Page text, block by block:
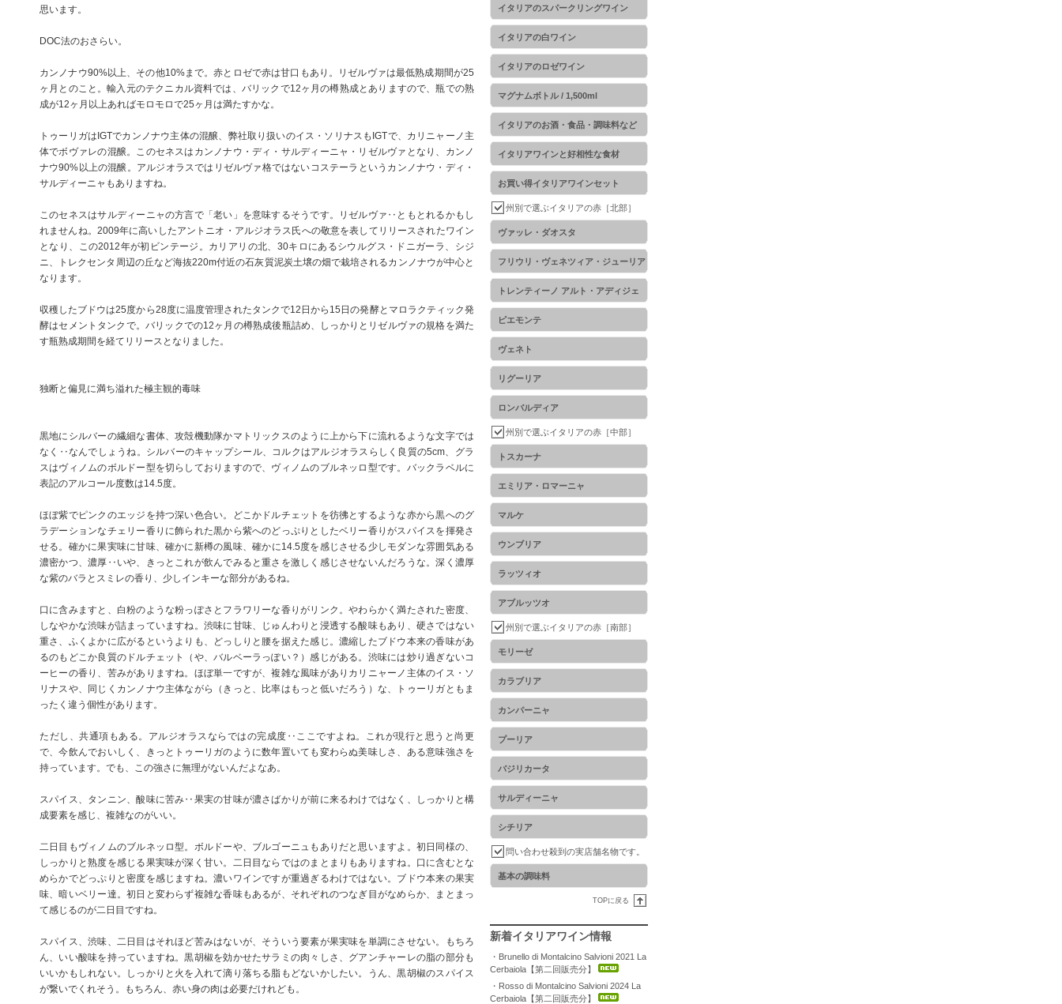
思います。
DOC法のおさらい。
カンノナウ90%以上、その他10%まで。赤とロゼで赤は甘口もあり。リゼルヴァは最低熟成期間が25
ヶ月とのこと。輸入元のテクニカル資料では、バリックで12ヶ月の樽熟成とありますので、瓶での熟
成が12ヶ月以上あればモロモロで25ヶ月は満たすかな。
トゥーリガはIGTでカンノナウ主体の混醸、弊社取り扱いのイス・ソリナスもIGTで、カリニャーノ主
体でボヴァレの混醸。このセネスはカンノナウ・ディ・サルディーニャ・リゼルヴァとなり、カンノ
ナウ90%以上の混醸。アルジオラスではリゼルヴァ格ではないコステーラというカンノナウ・ディ・
サルディーニャもありますね。
このセネスはサルディーニャの方言で「老い」を意味するそうです。リゼルヴァ‥ともとれるかもし
れませんね。2009年に高いしたアントニオ・アルジオラス氏への敬意を表してリリースされたワイン
となり、この2012年が初ビンテージ。カリアリの北、30キロにあるシウルグス・ドニガーラ、シジ
ニ、トレクセンタ周辺の丘など海抜220m付近の石灰質泥炭土壌の畑で栽培されるカンノナウが中心と
なります。
収穫したブドウは25度から28度に温度管理されたタンクで12日から15日の発酵とマロラクティック発
酵はセメントタンクで。バリックでの12ヶ月の樽熟成後瓶詰め、しっかりとリゼルヴァの規格を満た
す瓶熟成期間を経てリリースとなりました。
独断と偏見に満ち溢れた極主観的毒味
黒地にシルバーの繊細な書体、攻殻機動隊かマトリックスのように上から下に流れるような文字では
なく‥なんでしょうね。シルバーのキャップシール、コルクはアルジオラスらしく良質の5cm、グラ
スはヴィノムのボルドー型を切らしておりますので、ヴィノムのブルネッロ型です。バックラベルに
表記のアルコール度数は14.5度。
ほぼ紫でピンクのエッジを持つ深い色合い。どこかドルチェットを彷彿とするような赤から黒へのグ
ラデーションなチェリー香りに飾られた黒から紫へのどっぷりとしたベリー香りがスパイスを揮発さ
せる。確かに果実味に甘味、確かに新樽の風味、確かに14.5度を感じさせる少しモダンな雰囲気ある
濃密かつ、濃厚‥いや、きっとこれが飲んでみると重さを激しく感じさせないんだろうな。深く濃厚
な紫のバラとスミレの香り、少しインキーな部分があるね。
口に含みますと、白粉のような粉っぽさとフラワリーな香りがリンク。やわらかく満たされた密度、
しなやかな渋味が詰まっていますね。渋味に甘味、じゅんわりと浸透する酸味もあり、硬さではない
重さ、ふくよかに広がるというよりも、どっしりと腰を据えた感じ。濃縮したブドウ本来の香味があ
るのもどこか良質のドルチェット（や、バルベーラっぽい？）感じがある。渋味には炒り過ぎないコ
ーヒーの香り、苦みがありますね。ほぼ単一ですが、複雑な風味がありカリニャーノ主体のイス・ソ
リナスや、同じくカンノナウ主体ながら（きっと、比率はもっと低いだろう）な、トゥーリガともま
ったく違う個性があります。
ただし、共通項もある。アルジオラスならではの完成度‥ここですよね。これが現行と思うと尚更
で、今飲んでおいしく、きっとトゥーリガのように数年置いても変わらぬ美味しさ、ある意味強さを
持っています。でも、この強さに無理がないんだよなあ。
スパイス、タンニン、酸味に苦み‥果実の甘味が濃さばかりが前に来るわけではなく、しっかりと構
成要素を感じ、複雑なのがいい。
二日目もヴィノムのブルネッロ型。ボルドーや、ブルゴーニュもありだと思いますよ。初日同様の、
しっかりと熟度を感じる果実味が深く甘い。二日目ならではのまとまりもありますね。口に含むとな
めらかでどっぷりと密度を感じますね。濃いワインですが重過ぎるわけではない。ブドウ本来の果実
味、暗いベリー達。初日と変わらず複雑な香味もあるが、それぞれのつなぎ目がなめらか、まとまっ
て感じるのが二日目ですね。
スパイス、渋味、二日目はそれほど苦みはないが、そういう要素が果実味を単調にさせない。もちろ
ん、いい酸味を持っていますね。黒胡椒を効かせたサラミの肉々しさ、グアンチャーレの脂の部分も
いいかもしれない。しっかりと火を入れて滴り落ちる脂もどないかしたい。うん、黒胡椒のスパイス
が繋いでくれそう。もちろん、赤い身の肉は必要だけれども。
イタリアのスパークリングワイン
イタリアの白ワイン
イタリアのロゼワイン
マグナムボトル / 1,500ml
イタリアのお酒・食品・調味料など
イタリアワインと好相性な食材
お買い得イタリアワインセット
州別で選ぶイタリアの赤［北部］
ヴァッレ・ダオスタ
フリウリ・ヴェネツィア・ジューリア
トレンティーノ アルト・アディジェ
ピエモンテ
ヴェネト
リグーリア
ロンバルディア
州別で選ぶイタリアの赤［中部］
トスカーナ
エミリア・ロマーニャ
マルケ
ウンブリア
ラッツィオ
アブルッツオ
州別で選ぶイタリアの赤［南部］
モリーゼ
カラブリア
カンパーニャ
プーリア
バジリカータ
サルディーニャ
シチリア
問い合わせ殺到の実店舗名物です。
基本の調味料
TOPに戻る
新着イタリアワイン情報
・Brunello di Montalcino Salvioni 2021 La
Cerbaiola【第二回販売分】
・Rosso di Montalcino Salvioni 2024 La
Cerbaiola【第二回販売分】